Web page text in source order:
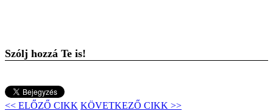
Szólj hozzá Te is!
<< ELŐZŐ CIKK KÖVETKEZŐ CIKK >>